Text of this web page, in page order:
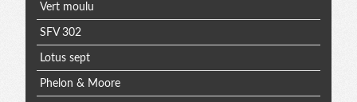
Vert moulu
SFV 302
Lotus sept
Phelon & Moore